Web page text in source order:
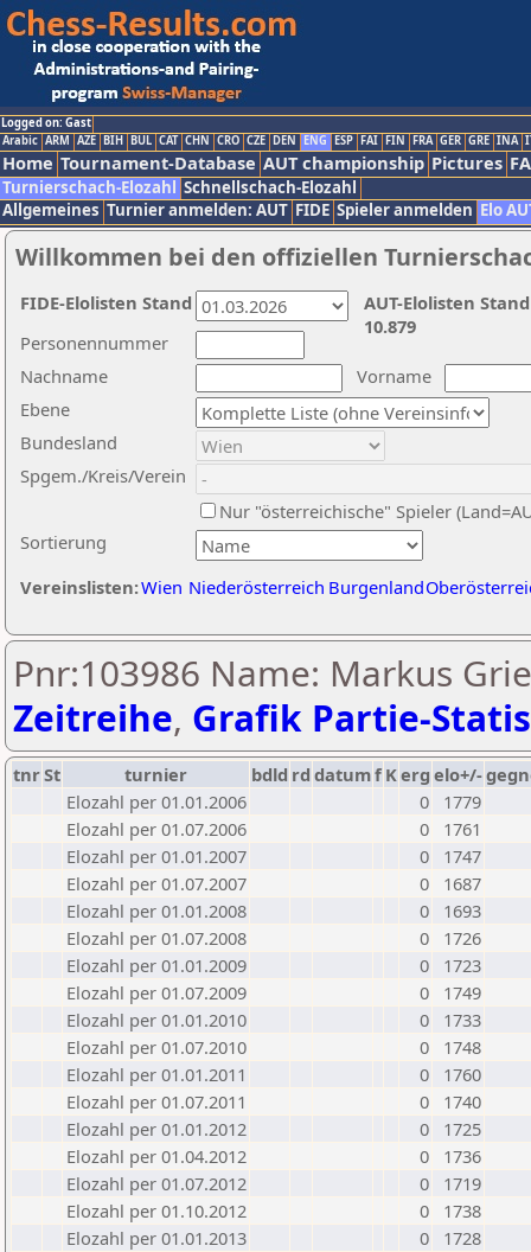
Logged on: Gast
Arabic ARM AZE BIH BUL CAT CHN CRO CZE DEN ENG ESP FAI FIN FRA GER GRE INA
Home Tournament-Database AUT championship Pictures
Turnierschach-Elozahl Schnellschach-Elozahl
Allgemeines Turnier anmelden: AUT FIDE Spieler anmelden Elo
Willkommen bei den offiziellen
Nachname
Vorname
Ebene
Sortierung
Personennummer
Bundesland
Spgem./Kreis/Verein
Nur "österreichische" Spieler
Vereinslisten:Wien Niederösterreich Burgenland
AUT-Elolisten
10.879
FIDE-Elolisten Stand
Pnr:103986 Name: Markus
Zeitreihe, Grafik Partie-
tnrSt turnier bdld rd datumf Kerg elo+/-
Elozahl per 01.01.2006
0
1779
Elozahl per 01.07.2006
0
1761
Elozahl per 01.01.2007
0
1747
Elozahl per 01.07.2007
0
1687
Elozahl per 01.01.2008
0
1693
Elozahl per 01.07.2008
0
1726
Elozahl per 01.01.2009
0
1723
Elozahl per 01.07.2009
0
1749
Elozahl per 01.01.2010
0
1733
Elozahl per 01.07.2010
0
1748
Elozahl per 01.01.2011
0
1760
Elozahl per 01.07.2011
0
1740
Elozahl per 01.01.2012
0
1725
Elozahl per 01.04.2012
0
1736
Elozahl per 01.07.2012
0
1719
Elozahl per 01.10.2012
0
1738
Elozahl per 01.01.2013
0
1728